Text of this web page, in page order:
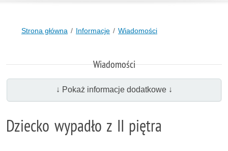
Strona główna Informacje Wiadomości
Wiadomości
↓ Pokaż informacje dodatkowe ↓
Dziecko wypadło z II piętra